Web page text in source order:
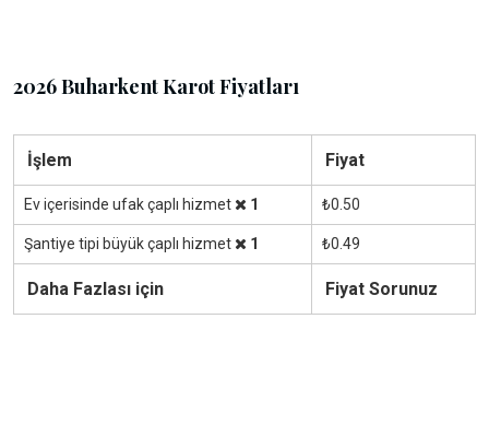
2026 Buharkent Karot Fiyatları
İşlem Fiyat
Ev içerisinde ufak çaplı hizmet 1 ₺0.50
Şantiye tipi büyük çaplı hizmet 1 ₺0.49
Daha Fazlası için Fiyat Sorunuz